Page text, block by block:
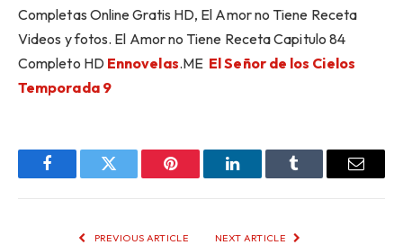
Completas Online Gratis HD, El Amor no Tiene Receta
Videos y fotos. El Amor no Tiene Receta Capitulo 84
Completo HD Ennovelas.ME El Señor de los Cielos
Temporada 9
FacebookTwitter Pinterest LinkedInTumblr Email
PREVIOUS ARTICLE NEXT ARTICLE